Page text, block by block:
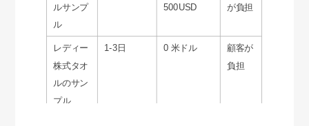
ルサンプ
ル
500USD
が負担
レディー
株式タオ
ルのサン
プル
1-3日 0 米ドル
顧客が
負担